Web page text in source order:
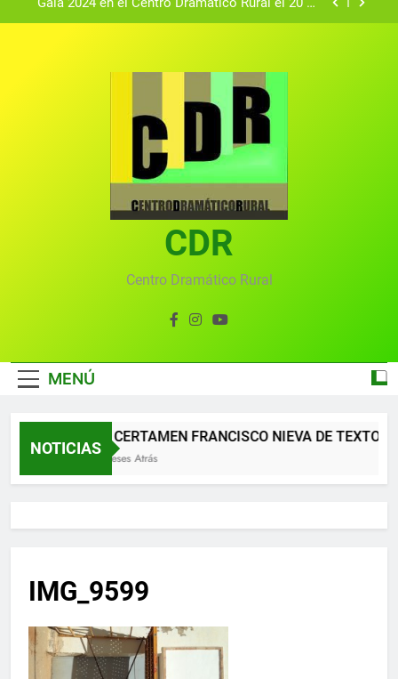
Gala 2024 en el Centro Dramático Rural el 20 de
convocado por el Centro Dramático Rural de Mira
(Cuenca)
Gala anual virtual del Centro Dramático Rural de
Gala del Centro Dramático Rural 2025
Gala 2024 en el Centro Dramático Rural el 20 de
Textos seleccionados en el VI Certamen
Francisco Nieva de piezas breves teatrales
convocado por el Centro Dramático Rural de Mira
Gala anual virtual del Centro Dramático Rural de
CDR
Centro Dramático Rural
MENÚ
NOTICIAS
XII CERTAMEN FRANCISCO NIEVA DE TEXTOS
2 Meses Atrás
IMG_9599